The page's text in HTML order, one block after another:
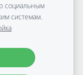
| 2010-2026 |
правом.
социальным
системам.